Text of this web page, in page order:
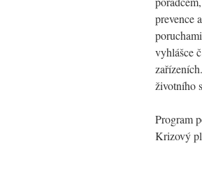
prevence
vyhlášce
životního
Program
Krizový